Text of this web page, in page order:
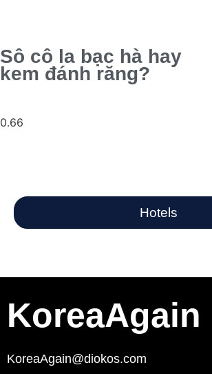
Sô cô la bạc hà hay
kem đánh răng?
Hotels
KoreaAgain
KoreaAgain@diokos.com